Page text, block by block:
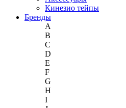
Кинезио тейпы
Бренды
A
B
C
D
E
F
G
H
I